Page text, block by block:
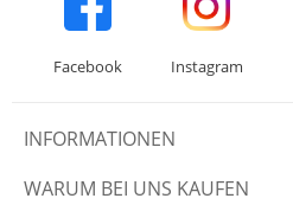
Facebook Instagram
INFORMATIONEN
WARUM BEI UNS KAUFEN